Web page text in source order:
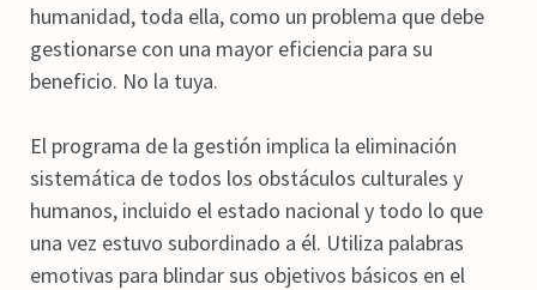
humanidad, toda ella, como un problema que debe
gestionarse con una mayor eficiencia para su
beneficio. No la tuya.
El programa de la gestión implica la eliminación
sistemática de todos los obstáculos culturales y
humanos, incluido el estado nacional y todo lo que
una vez estuvo subordinado a él. Utiliza palabras
emotivas para blindar sus objetivos básicos en el